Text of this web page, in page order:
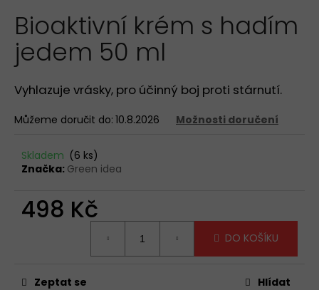
produktu
je
5,0
5
hvězdiček.
Bioaktivní krém s hadím
jedem 50 ml
Vyhlazuje vrásky, pro účinný boj proti stárnutí.
Můžeme doručit do: 10.8.2026 Možnosti doručení
Skladem (6 ks)
Značka: Green idea
498 Kč
DO KOŠÍKU
Zeptat se Hlídat
a
j
í
t
?
o